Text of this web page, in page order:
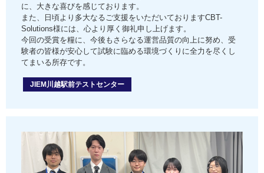
に、大きな喜びを感じております。
また、日頃より多大なるご支援をいただいておりますCBT-
Solutions様には、心より厚く御礼申し上げます。
今回の受賞を糧に、今後もさらなる運営品質の向上に努め、受
験者の皆様が安心して試験に臨める環境づくりに全力を尽くし
てまいる所存です。
JIEM川越駅前テストセンター